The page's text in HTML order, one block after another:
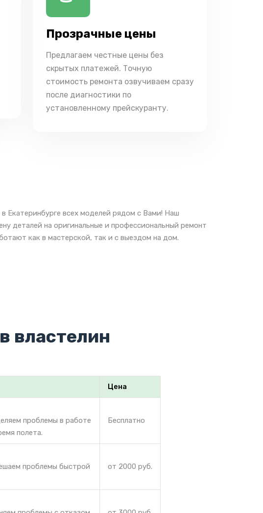
Прозрачные цены
Предлагаем честные цены без
скрытых платежей. Точную
стоимость ремонта озвучиваем сразу
после диагностики по
установленному прейскуранту.
Екатеринбурге всех моделей рядом с Вами! Наш
деталей на оригинальные и профессиональный ремонт
как в мастерской, так и с выездом на дом.
властелин
Цена
проблемы в работе
полета.
Бесплатно
проблемы быстрой
от 2000 руб.